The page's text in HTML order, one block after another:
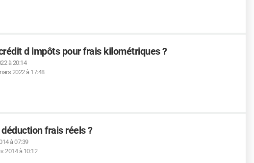
d impôts pour frais kilométriques ?
à 20:14
2022 à 17:48
frais réels ?
à 07:39
2014 à 10:12